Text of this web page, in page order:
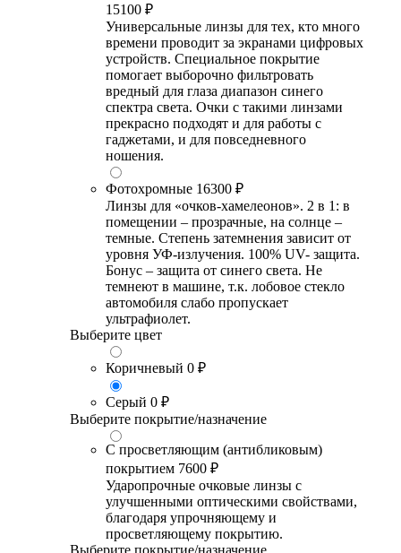
15100 ₽
Универсальные линзы для тех, кто много
времени проводит за экранами цифровых
устройств. Специальное покрытие
помогает выборочно фильтровать
вредный для глаза диапазон синего
спектра света. Очки с такими линзами
прекрасно подходят и для работы с
гаджетами, и для повседневного
ношения.
Фотохромные 16300 ₽
Линзы для «очков-хамелеонов». 2 в 1: в
помещении – прозрачные, на солнце –
темные. Степень затемнения зависит от
уровня УФ-излучения. 100% UV- защита.
Бонус – защита от синего света. Не
темнеют в машине, т.к. лобовое стекло
автомобиля слабо пропускает
ультрафиолет.
Выберите цвет
Коричневый 0 ₽
Серый 0 ₽
Выберите покрытие/назначение
С просветляющим (антибликовым)
покрытием 7600 ₽
Ударопрочные очковые линзы с
улучшенными оптическими свойствами,
благодаря упрочняющему и
просветляющему покрытию.
Выберите покрытие/назначение